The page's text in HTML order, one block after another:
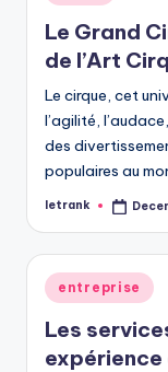
Le Grand
de l’Art
Le cirque, cet
l’agilité,
des
populaires au
Posted
letrank
Posted
in
entreprise
Les
expérience